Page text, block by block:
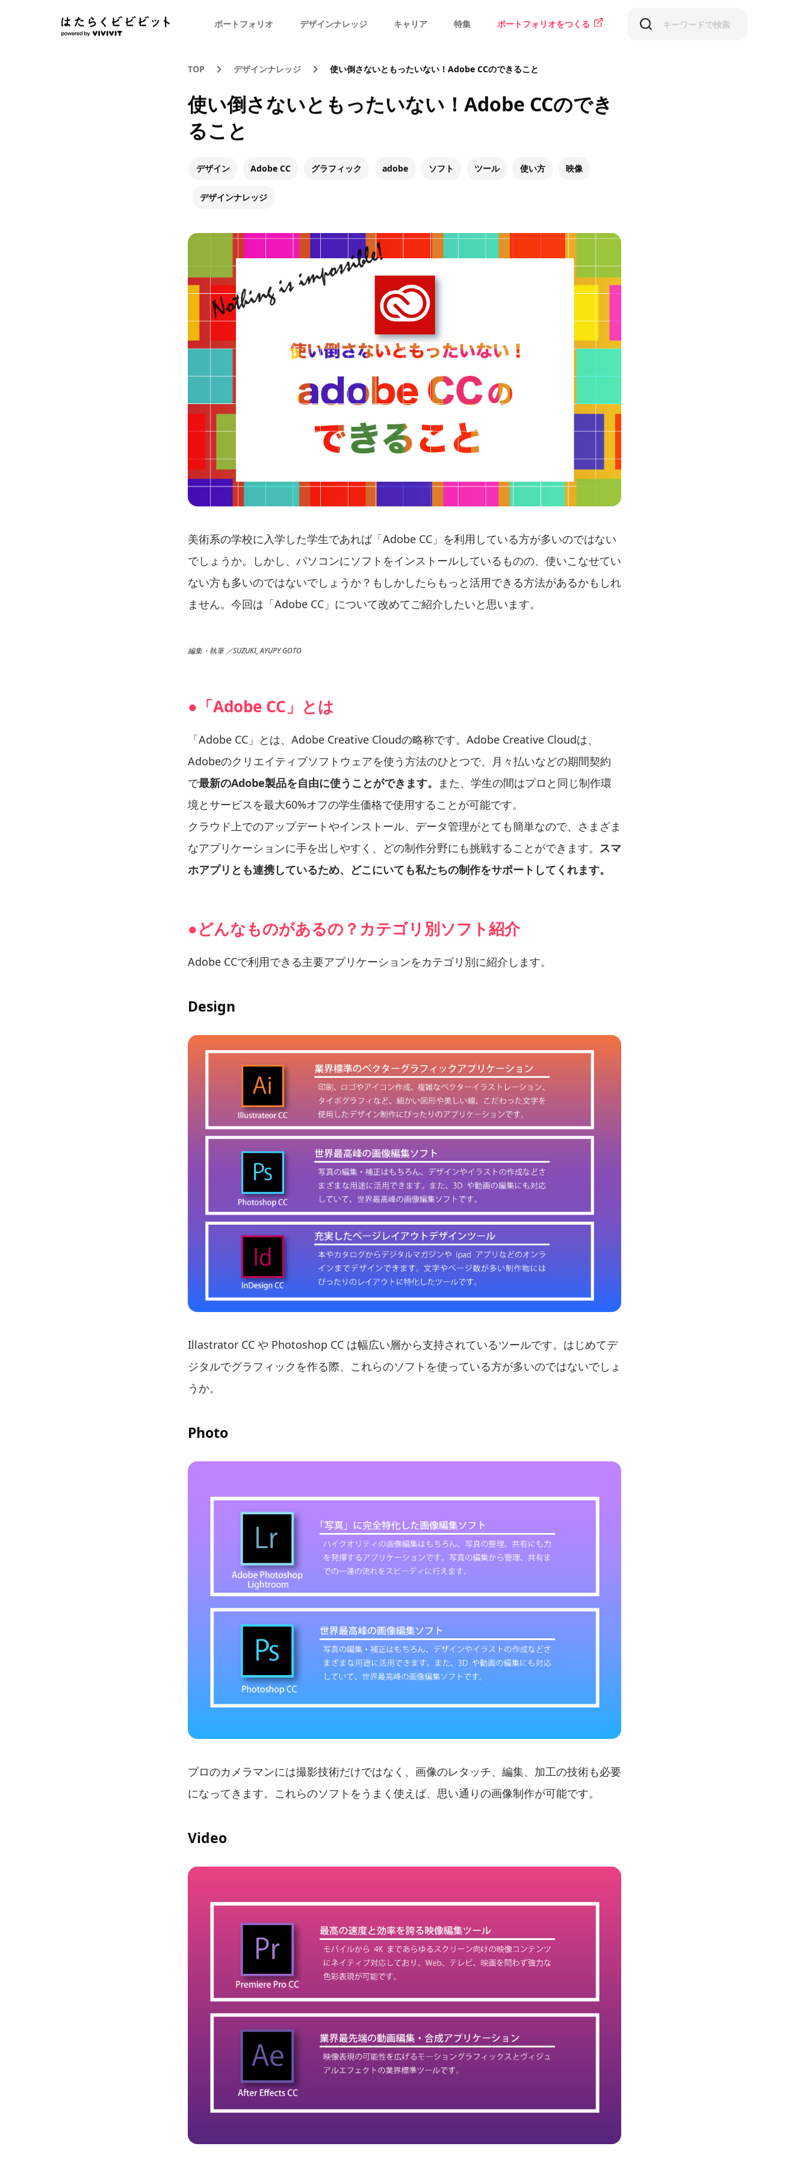
ポートフォリオ デザインナレッジ キャリア 特集 ポートフォリオをつくる
TOP デザインナレッジ 使い倒さないともったいない！Adobe CCのできること
使い倒さないともったいない！Adobe CCのでき
ること
デザイン Adobe CC グラフィック adobe ソフト ツール 使い方 映像
デザインナレッジ
美術系の学校に入学した学生であれば「Adobe CC」を利用している方が多いのではない
でしょうか。しかし、パソコンにソフトをインストールしているものの、使いこなせてい
ない方も多いのではないでしょうか？もしかしたらもっと活用できる方法があるかもしれ
ません。今回は「Adobe CC」について改めてご紹介したいと思います。
編集・執筆 ／SUZUKI, AYUPY GOTO
●「Adobe CC」とは
「Adobe CC」とは、Adobe Creative Cloudの略称です。Adobe Creative Cloudは、
Adobeのクリエイティブソフトウェアを使う方法のひとつで、月々払いなどの期間契約
で最新のAdobe製品を自由に使うことができます。
また、学生の間はプロと同じ制作環
境とサービスを最大60%オフの学生価格で使用することが可能です。
クラウド上でのアップデートやインストール、データ管理がとても簡単なので、さまざま
なアプリケーションに手を出しやすく、どの制作分野にも挑戦することができます。 スマ
ホアプリとも連携しているため、どこにいても私たちの制作をサポートしてくれます。
●どんなものがあるの？カテゴリ別ソフト紹介
Adobe CCで利用できる主要アプリケーションをカテゴリ別に紹介します。
Design
Illastrator CC や Photoshop CC は幅広い層から支持されているツールです。はじめてデ
ジタルでグラフィックを作る際、これらのソフトを使っている方が多いのではないでしょ
うか。
Photo
プロのカメラマンには撮影技術だけではなく、画像のレタッチ、編集、加工の技術も必要
になってきます。これらのソフトをうまく使えば、思い通りの画像制作が可能です。
Video